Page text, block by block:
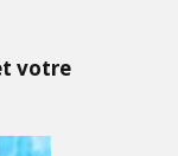
votre